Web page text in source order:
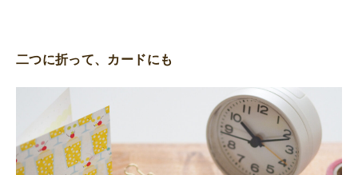
二つに折って、カードにも